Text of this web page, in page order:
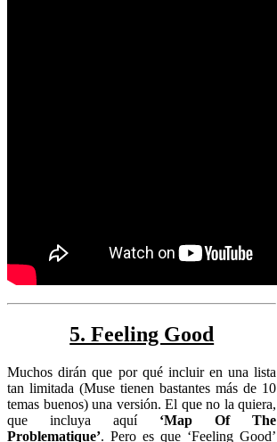
5. Feeling Good
Muchos dirán que por qué incluir en una lista
tan limitada (Muse tienen bastantes más de 10
temas buenos) una versión. El que no la quiera,
que incluya aquí‘Map Of The
Problematique’. Pero es que ‘Feeling Good’